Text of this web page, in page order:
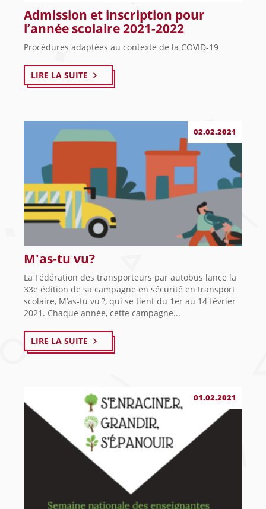
Admission et inscription pour
l’année scolaire 2021-2022
Procédures adaptées au contexte de la COVID-19
LIRE LA SUITE
02.02.2021
M'as-tu vu?
La Fédération des transporteurs par autobus lance la
33e édition de sa campagne en sécurité en transport
scolaire, M’as-tu vu ?, qui se tient du 1er au 14 février
2021. Chaque année, cette campagne...
LIRE LA SUITE
01.02.2021